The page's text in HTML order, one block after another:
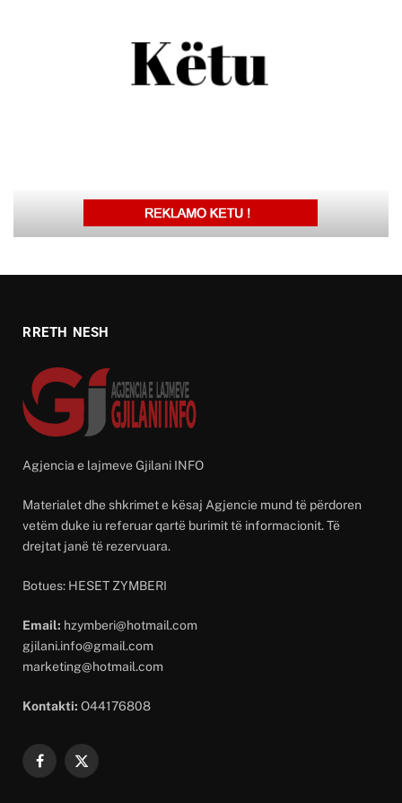
RRETH NESH
Agjencia e lajmeve Gjilani INFO
Materialet dhe shkrimet e kësaj Agjencie mund të përdoren
vetëm duke iu referuar qartë burimit të informacionit. Të
drejtat janë të rezervuara.
Botues: HESET ZYMBERI
Email: hzymberi@hotmail.com
gjilani.info@gmail.com
marketing@hotmail.com
Kontakti: O44176808
Facebook
X